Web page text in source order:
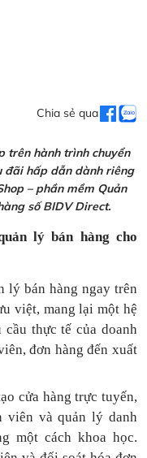
Chia sẻ qua
trên hành trình chuyển
đãi hấp dẫn dành riêng
– phần mềm Quản
số BIDV Direct.
lý bán hàng cho
lý bán hàng ngay trên
việt, mang lại một hệ
thực tế của doanh
đơn hàng đến xuất
cửa hàng trực tuyến,
viên và quản lý danh
một cách khoa học.